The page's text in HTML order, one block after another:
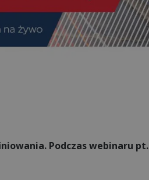
Podczas webinaru pt.